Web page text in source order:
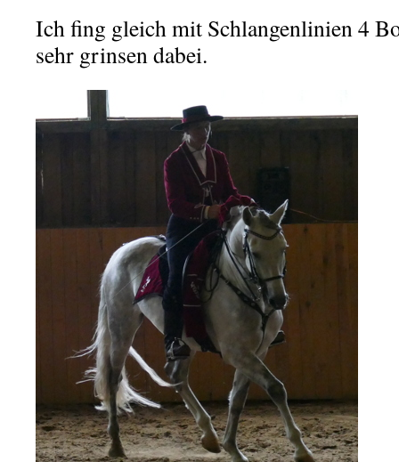
Ich fing gleich mit Schlangenlinien 4
sehr grinsen dabei.